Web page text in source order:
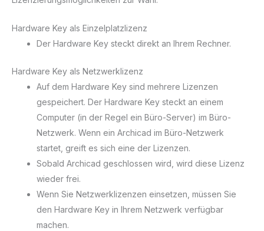
Hardware Key als Einzelplatzlizenz
Der Hardware Key steckt direkt an Ihrem Rechner.
Hardware Key als Netzwerklizenz
Auf dem Hardware Key sind mehrere Lizenzen
gespeichert. Der Hardware Key steckt an einem
Computer (in der Regel ein Büro-Server) im Büro-
Netzwerk. Wenn ein Archicad im Büro-Netzwerk
startet, greift es sich eine der Lizenzen.
Sobald Archicad geschlossen wird, wird diese Lizenz
wieder frei.
Wenn Sie Netzwerklizenzen einsetzen, müssen Sie
den Hardware Key in Ihrem Netzwerk verfügbar
machen.